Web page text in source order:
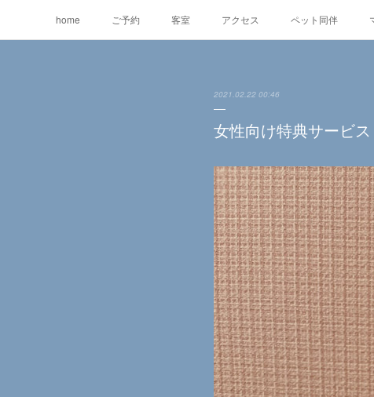
home ご予約 客室 アクセス ペット同伴
2021.02.22 00:46
女性向け特典サービス